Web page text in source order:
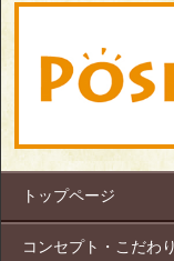
トップページ
コンセプト・こだわり